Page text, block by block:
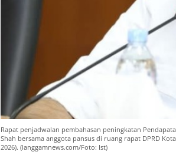
Rapat penjadwalan pembahasan peningkatan
Shah bersama anggota pansus di ruang rapat DPRD
2026). (langgamnews.com/Foto: Ist)